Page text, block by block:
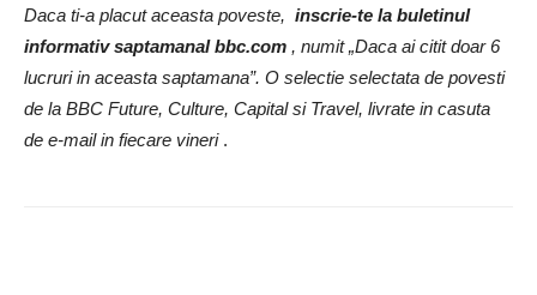
Daca ti-a placut aceasta poveste, inscrie-te la buletinul
informativ saptamanal bbc.com , numit „Daca ai citit doar 6
lucruri in aceasta saptamana”. O selectie selectata de povesti
de la BBC Future, Culture, Capital si Travel, livrate in casuta
de e-mail in fiecare vineri.